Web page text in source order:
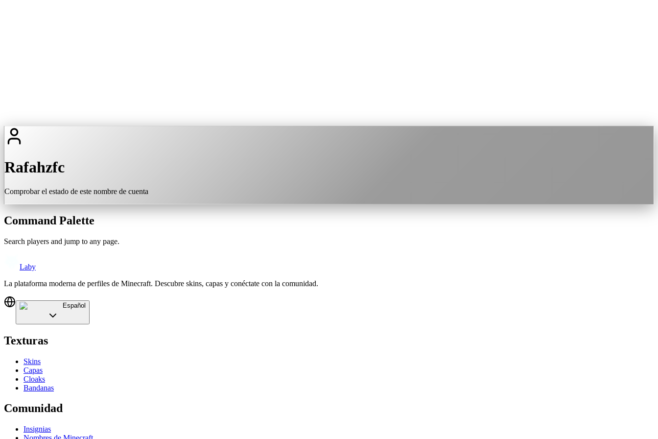
Rafahzfc
Comprobar el estado de este nombre de cuenta
Command Palette
Search players and jump to any page.
Laby
La plataforma moderna de perfiles de Minecraft. Descubre skins, capas y conéctate con la comunidad.
Español
Texturas
Skins
Capas
Cloaks
Bandanas
Comunidad
Insignias